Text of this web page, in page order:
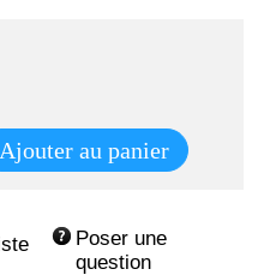
Ajouter au panier
Poser une
question